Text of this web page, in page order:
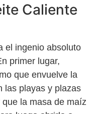
Caliente
el ingenio absoluto
primer lugar,
que envuelve la
las playas y plazas
la masa de maíz